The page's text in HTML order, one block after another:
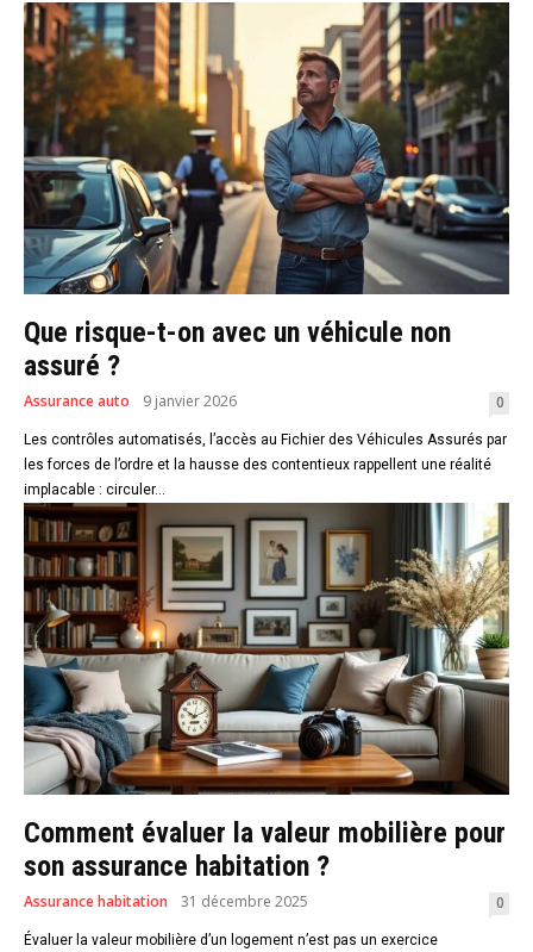
Que risque-t-on avec un véhicule non
assuré ?
Assurance auto 9 janvier 2026 0
Les contrôles automatisés, l’accès au Fichier des Véhicules Assurés par
les forces de l’ordre et la hausse des contentieux rappellent une réalité
implacable : circuler...
Comment évaluer la valeur mobilière pour
son assurance habitation ?
Assurance habitation 31 décembre 2025 0
Évaluer la valeur mobilière d’un logement n’est pas un exercice